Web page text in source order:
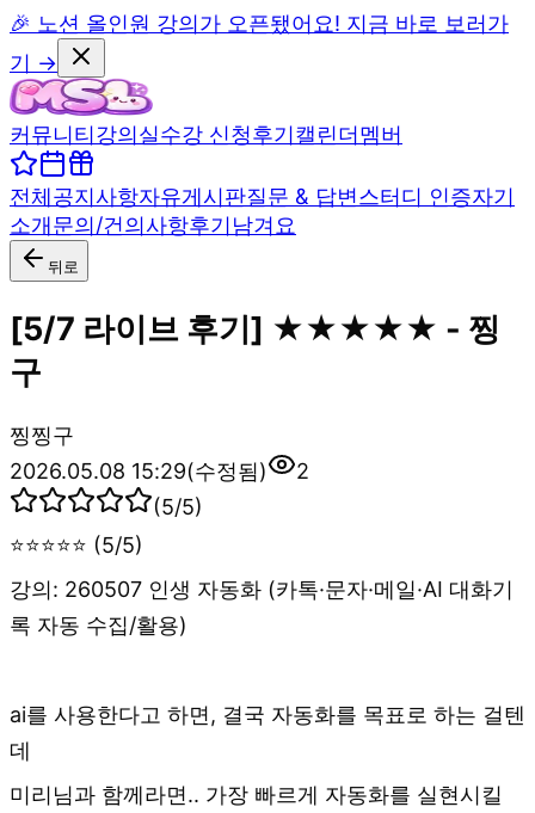
🎉 노션 올인원 강의가 오픈됐어요! 지금 바로 보러가
기 →
커뮤니티강의실수강 신청후기캘린더멤버
전체공지사항자유게시판질문 & 답변스터디 인증자기
소개문의/건의사항후기남겨요
뒤로
[5/7 라이브 후기] ★★★★★ - 찡
구
찡찡구
2026.05.08 15:29(수정됨)
2
(5/5)
⭐⭐⭐⭐⭐ (5/5)
강의: 260507 인생 자동화 (카톡·문자·메일·AI 대화기
록 자동 수집/활용)
ai를 사용한다고 하면, 결국 자동화를 목표로 하는 걸텐
데
미리님과 함께라면.. 가장 빠르게 자동화를 실현시킬